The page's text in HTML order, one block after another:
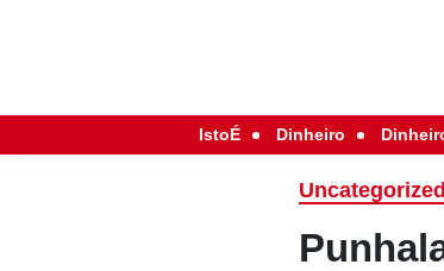
IstoÉ Dinheiro
Uncategorized